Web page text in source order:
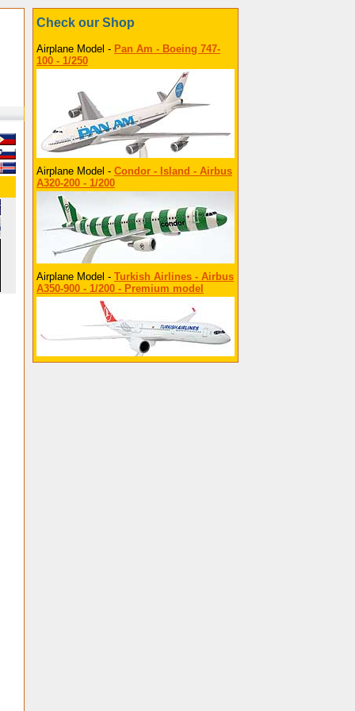
Check our Shop
Airplane Model - Pan Am - Boeing 747-
100 - 1/250
Airplane Model - Condor - Island - Airbus
A320-200 - 1/200
Airplane Model - Turkish Airlines - Airbus
A350-900 - 1/200 - Premium model